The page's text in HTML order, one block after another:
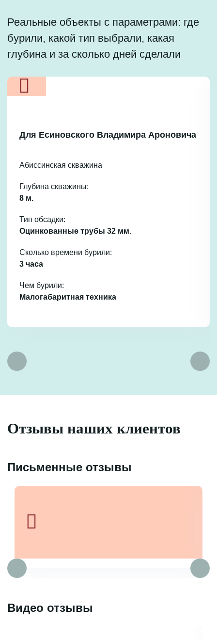
Реальные объекты с параметрами: где
бурили, какой тип выбрали, какая
глубина и за сколько дней сделали
Для Есиновского Владимира Ароновича
Абиссинская скважина
Глубина скважины:
8 м.
Тип обсадки:
Оцинкованные трубы 32 мм.
Сколько времени бурили:
3 часа
Чем бурили:
Малогабаритная техника
Отзывы наших клиентов
Письменные отзывы
Видео отзывы